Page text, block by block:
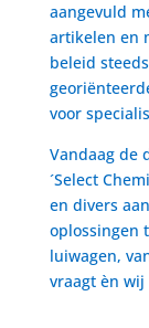
aangevuld
artikelen en
beleid
voor
Vandaag de
´Select
en divers
oplossingen
luiwagen,
vraagt èn